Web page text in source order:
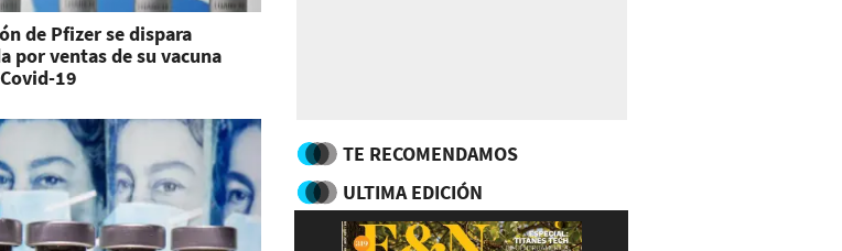
de Pfizer se dispara
por ventas de su vacuna
19
TE RECOMENDAMOS
ULTIMA EDICIÓN